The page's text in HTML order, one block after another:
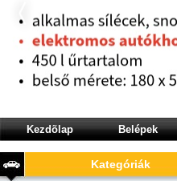
Kezdõlap Belépek
Kategóriák